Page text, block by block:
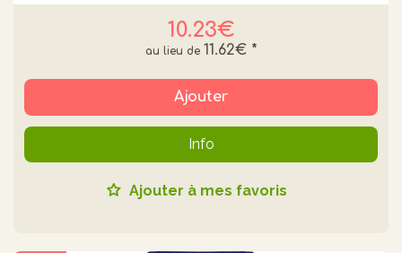
10.23€
11.62€ *
Ajouter
Info
Ajouter à mes favoris